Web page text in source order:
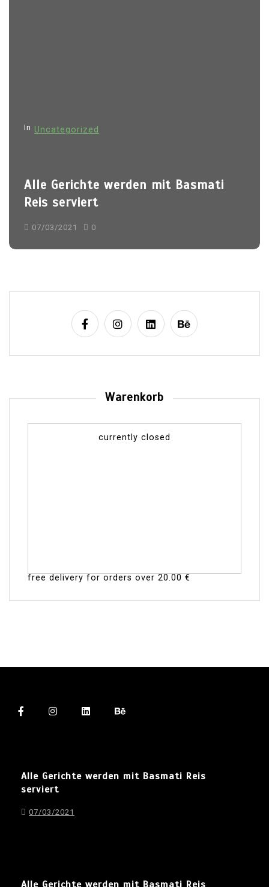
In Uncategorized
Alle Gerichte werden mit Basmati
Reis serviert
07/03/2021 0
Warenkorb
currently closed
free delivery for orders over 20.00 €
Alle Gerichte werden mit Basmati Reis
serviert
07/03/2021